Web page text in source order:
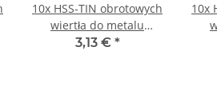
10x HSS-TIN obrotowych
wiertła do metalu
DIN338N Ø 3,6 mm
3,13 € *
10x